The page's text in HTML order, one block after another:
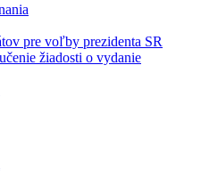
pre voľby prezidenta SR
žiadosti o vydanie